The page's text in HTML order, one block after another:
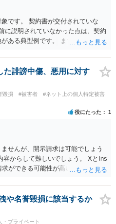
です。 契約書が交付されていな
に説明されていなかった点は、契約
ある典型例です。 まずは、運営と
並行で（もしまだされていないの
はしておくべきだと考えます。
た誹謗中傷、悪用に対す
毀損 #被害者
#ネット上の個人特定被害
役にたった 1
せんが、開示請求は可能でしょう
からして難しいでしょう。 XとIns
ができる可能性が高いでしょう。
削除されている場合、今から進め
われます。 相手を特定できた場
させることは可能でしょうか？ →
担させることができるでしょう。
や名誉毀損に該当するか
・プライベート